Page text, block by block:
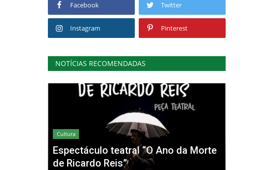
Facebook Twitter
Instagram Pinterest
NOTÍCIAS RECOMENDADAS
Cultura
Espectáculo teatral “O Ano da Morte
de Ricardo Reis”